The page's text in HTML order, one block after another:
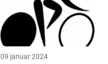
09 januar 2024